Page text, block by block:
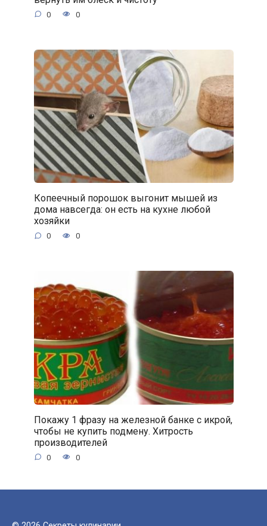
0 0
Копеечный порошок выгонит мышей из
дома навсегда: он есть на кухне любой
хозяйки
0 0
Покажу 1 фразу на железной банке с икрой,
чтобы не купить подмену. Хитрость
производителей
0 0